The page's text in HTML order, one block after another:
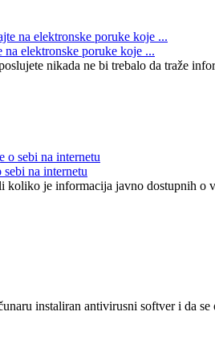
na elektronske poruke koje ...
nikada ne bi trebalo da traže
na internetu
koliko je informacija javno dostupnih
instaliran antivirusni softver i da